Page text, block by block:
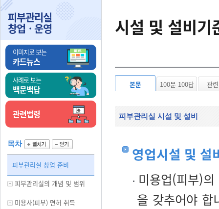
피부관리실
창업ㆍ운영
이미지로 보는
카드뉴스
사례로 보는
백문백답
관련법령
목차
피부관리실 창업 준비
피부관리실의 개념 및 범위
미용사(피부) 면허 취득
시설 및 설비기
본문 100문 100답 관
피부관리실 시설 및 설비
영업시설 및 설
미용업(피부)
을 갖추어야 합